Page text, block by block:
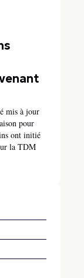
mis à jour
pour
ont initié
la TDM